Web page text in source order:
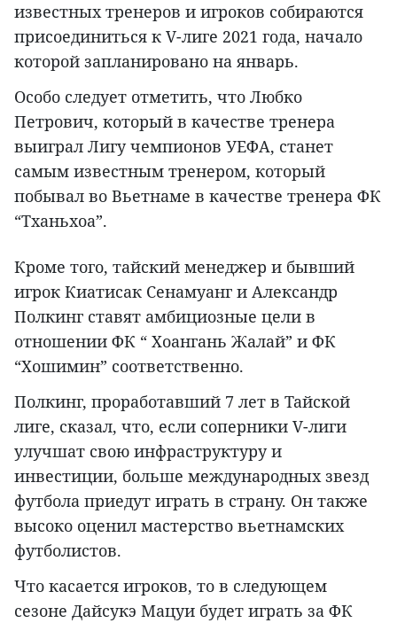
известных тренеров и игроков собираются
присоединиться к V-лиге 2021 года, начало
которой запланировано на январь.
Особо следует отметить, что Любко
Петрович, который в качестве тренера
выиграл Лигу чемпионов УЕФА, станет
самым известным тренером, который
побывал во Вьетнаме в качестве тренера ФК
“Тханьхоа”.
Кроме того, тайский менеджер и бывший
игрок Киатисак Сенамуанг и Александр
Полкинг ставят амбициозные цели в
отношении ФК “ Хоангань Жалай” и ФК
“Хошимин” соответственно.
Полкинг, проработавший 7 лет в Тайской
лиге, сказал, что, если соперники V-лиги
улучшат свою инфраструктуру и
инвестиции, больше международных звезд
футбола приедут играть в страну. Он также
высоко оценил мастерство вьетнамских
футболистов.
Что касается игроков, то в следующем
сезоне Дайсукэ Мацуи будет играть за ФК